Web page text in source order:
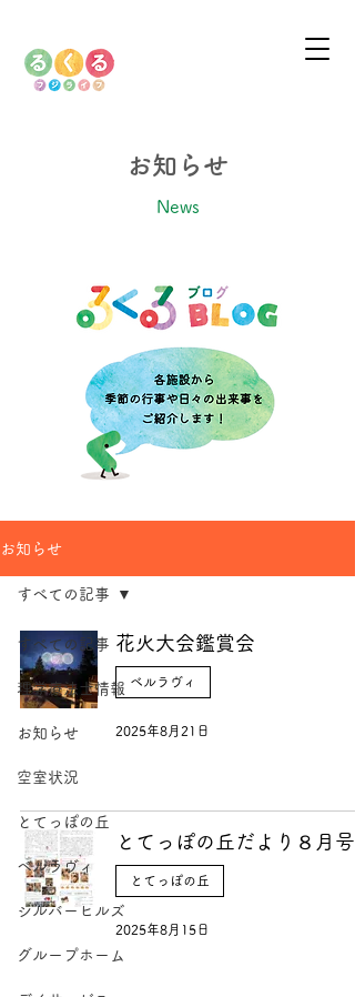
お知らせ
News
お知らせ
すべての記事
理学療法士情報
お知らせ
空室状況
とてっぽの丘
ベルラヴィ
シルバーヒルズ
グループホーム
すべての記事
花火大会鑑賞会
ベルラヴィ
2025年8月21日
とてっぽの丘だより８月号
とてっぽの丘
2025年8月15日